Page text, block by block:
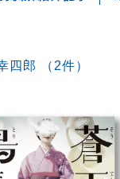
三上幸四郎 （2件）